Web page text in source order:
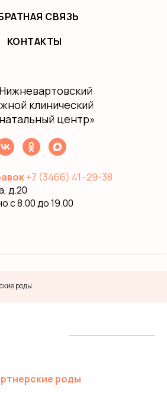
СВЯЗЬ
КОНТАКТЫ
клинический
центр»
+7 (3466) 41‒29-38
д.20
с 8.00 до 19.00
роды
роды